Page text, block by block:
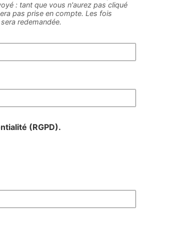
: tant que vous n'aurez pas cliqué
pas prise en compte. Les fois
redemandée.
(RGPD).